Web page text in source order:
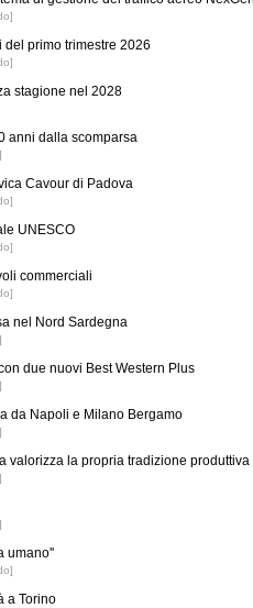
del primo trimestre 2026
stagione nel 2028
anni dalla scomparsa
Cavour di Padova
UNESCO
commerciali
nel Nord Sardegna
due nuovi Best Western Plus
da Napoli e Milano Bergamo
valorizza la propria tradizione produttiva
umano''
a Torino